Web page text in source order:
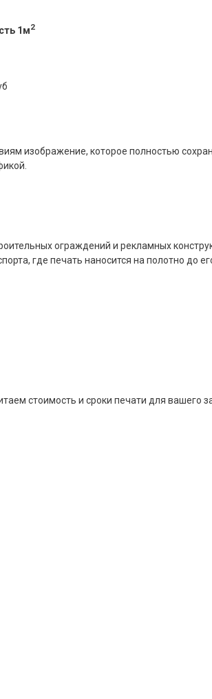
1м2
изображение, которое полностью
ограждений и рекламных
где печать наносится на полотно до
стоимость и сроки печати для вашего